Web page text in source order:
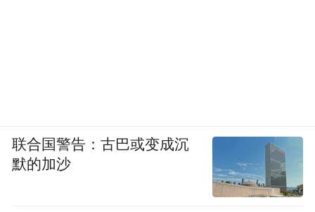
联合国警告：古巴或变成沉
默的加沙